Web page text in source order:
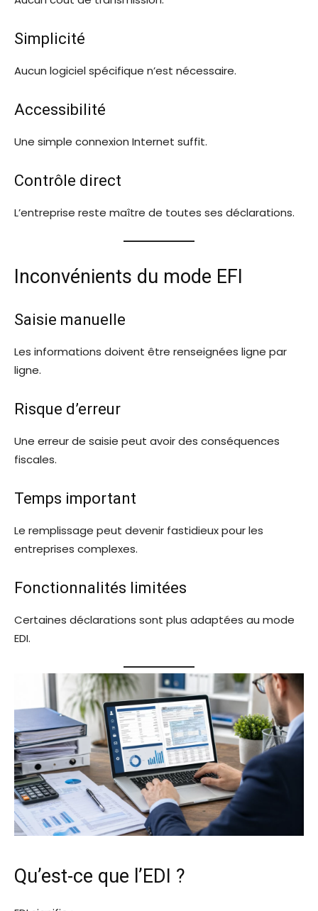
Simplicité
Aucun logiciel spécifique n’est nécessaire.
Accessibilité
Une simple connexion Internet suffit.
Contrôle direct
L’entreprise reste maître de toutes ses déclarations.
Inconvénients du mode EFI
Saisie manuelle
Les informations doivent être renseignées ligne par
ligne.
Risque d’erreur
Une erreur de saisie peut avoir des conséquences
fiscales.
Temps important
Le remplissage peut devenir fastidieux pour les
entreprises complexes.
Fonctionnalités limitées
Certaines déclarations sont plus adaptées au mode
EDI.
Qu’est-ce que l’EDI ?